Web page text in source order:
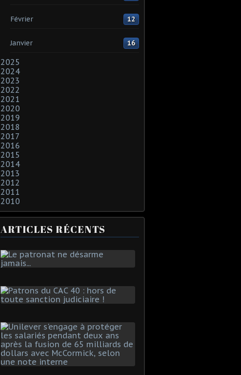
Février 12
Janvier 16
2025
2024
2023
2022
2021
2020
2019
2018
2017
2016
2015
2014
2013
2012
2011
2010
ARTICLES RÉCENTS